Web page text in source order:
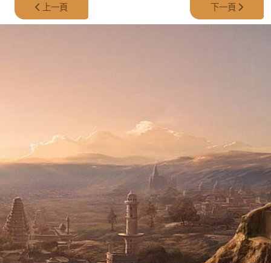
上一篇文章: 第 319 集 - 新娘木乃伊
上一頁 下一篇文章: 第
下一頁